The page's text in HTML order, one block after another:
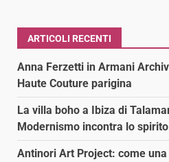
ARTICOLI RECENTI
Anna Ferzetti in Armani
Haute Couture parigina
La villa boho a Ibiza di
Modernismo incontra lo
Antinori Art Project: come